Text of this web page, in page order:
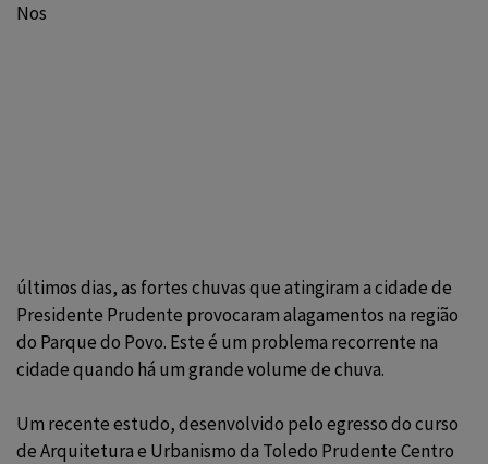
Nos
últimos dias, as fortes chuvas que atingiram a cidade de
Presidente Prudente provocaram alagamentos na região
do Parque do Povo. Este é um problema recorrente na
cidade quando há um grande volume de chuva.
Um recente estudo, desenvolvido pelo egresso do curso
de Arquitetura e Urbanismo da Toledo Prudente Centro